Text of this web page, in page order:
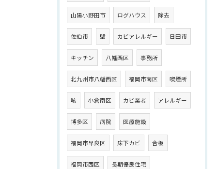
山陽小野田市 ログハウス 除去
佐伯市 壁 カビアレルギー 日田市
キッチン 八幡西区 事務所
北九州市八幡西区 福岡市南区 喫煙所
咳 小倉南区 カビ業者 アレルギー
博多区 病院 医療施設
福岡市早良区 床下カビ 合板
福岡市西区 長期優良住宅